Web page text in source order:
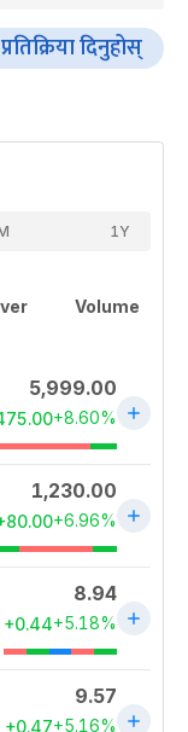
प्रतिक्रिया दिनुहोस्